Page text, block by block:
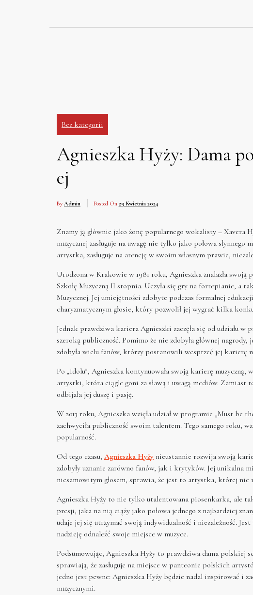
Bez kategorii
Agnieszka Hyży: Dama
ej
By Admin Posted On 29 Kwietnia 2024
Znamy ją głównie jako żonę popularnego wokalisty – Xavera
muzycznej zasługuje na uwagę nie tylko jako połowa
artystka, zasługuje na atencję w swoim własnym prawie,
Urodzona w Krakowie w 1981 roku, Agnieszka znalazła swoją
Szkołę Muzyczną II stopnia. Uczyła się gry na fortepianie, a
Muzycznej. Jej umiejętności zdobyte podczas formalnej
charyzmatycznym głosie, który pozwolił jej wygrać kilka
Jednak prawdziwa kariera Agnieszki zaczęła się od udziału w
szeroką publiczność. Pomimo że nie zdobyła głównej
zdobyła wielu fanów, którzy postanowili wesprzeć jej karierę
Po „Idolu”, Agnieszka kontynuowała swoją karierę
artystki, która ciągle goni za sławą i uwagą mediów. Zamiast
odbijała jej duszę i pasję.
W 2013 roku, Agnieszka wzięła udział w programie „Must be
zachwyciła publiczność swoim talentem. Tego samego roku,
popularność.
Od tego czasu, Agnieszka Hyży nieustannie rozwija swoją
zdobyły uznanie zarówno fanów, jak i krytyków. Jej unikalna
niesamowitym głosem, sprawia, że jest to artystka, której nie
Agnieszka Hyży to nie tylko utalentowana piosenkarka, ale
presji, jaka na nią ciąży jako połowa jednego z najbardziej
udaje jej się utrzymać swoją indywidualność i niezależność.
nadzieję odnaleźć swoje miejsce w muzyce.
Podsumowując, Agnieszka Hyży to prawdziwa dama polskiej
sprawiają, że zasługuje na miejsce w panteonie polskich
jedno jest pewne: Agnieszka Hyży będzie nadal inspirować i
muzycznymi.